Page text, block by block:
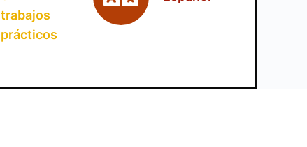
trabajos
prácticos